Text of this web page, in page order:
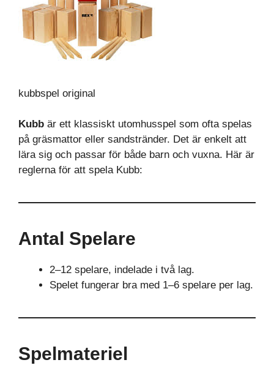
kubbspel original
Kubb är ett klassiskt utomhusspel som ofta spelas
på gräsmattor eller sandstränder. Det är enkelt att
lära sig och passar för både barn och vuxna. Här är
reglerna för att spela Kubb:
Antal Spelare
2–12 spelare, indelade i två lag.
Spelet fungerar bra med 1–6 spelare per lag.
Spelmateriel